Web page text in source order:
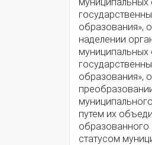
образования»,
наделении
муниципальных
образования»,
путем их
образованного
статусом